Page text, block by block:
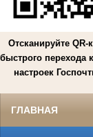
Отсканируйте QR-
быстрого перехода
настроек
ГЛАВНАЯ